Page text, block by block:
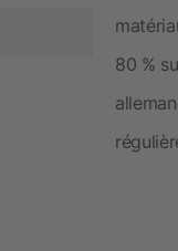
80 %